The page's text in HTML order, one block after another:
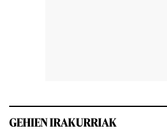
GEHIEN IRAKURRIAK